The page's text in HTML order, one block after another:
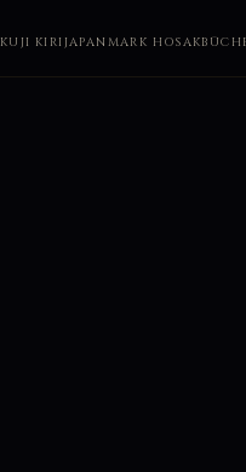
KUJI KIRI JAPAN MARK HOSAK